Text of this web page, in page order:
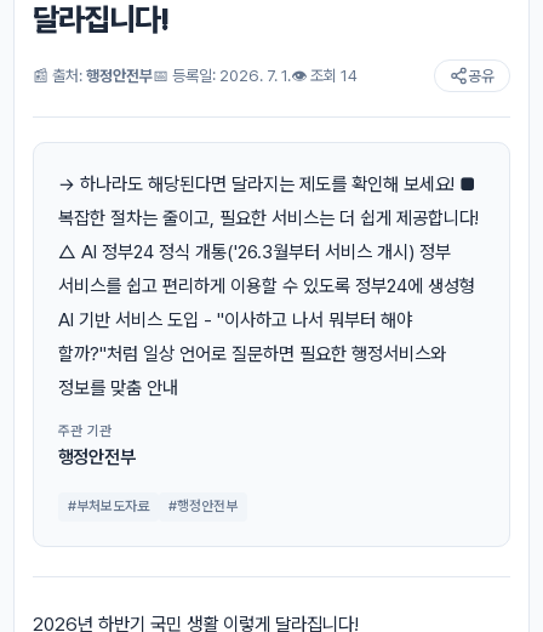
달라집니다!
📰 출처: 행정안전부📅 등록일: 2026. 7. 1.👁 조회 14 공유
→ 하나라도 해당된다면 달라지는 제도를 확인해 보세요! ■
복잡한 절차는 줄이고, 필요한 서비스는 더 쉽게 제공합니다!
△ AI 정부24 정식 개통('26.3월부터 서비스 개시) 정부
서비스를 쉽고 편리하게 이용할 수 있도록 정부24에 생성형
AI 기반 서비스 도입 - "이사하고 나서 뭐부터 해야
할까?"처럼 일상 언어로 질문하면 필요한 행정서비스와
정보를 맞춤 안내
주관 기관
행정안전부
#부처보도자료 #행정안전부
2026년 하반기 국민 생활 이렇게 달라집니다!